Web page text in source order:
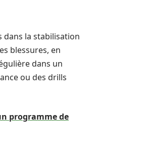
la stabilisation
blessures, en
dans un
ou des drills
programme de